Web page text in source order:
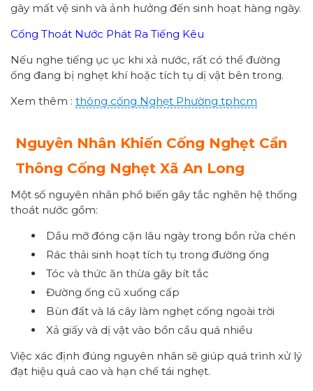
gây mất vệ sinh và ảnh hưởng đến sinh hoạt hàng ngày.
Cống Thoát Nước Phát Ra Tiếng Kêu
Nếu nghe tiếng ục ục khi xả nước, rất có thể đường
ống đang bị nghẹt khí hoặc tích tụ dị vật bên trong.
Xem thêm : thông cống Nghẹt Phường tphcm
Nguyên Nhân Khiến Cống Nghẹt Cần
Thông Cống Nghẹt Xã An Long
Một số nguyên nhân phổ biến gây tắc nghẽn hệ thống
thoát nước gồm:
Dầu mỡ đóng cặn lâu ngày trong bồn rửa chén
Rác thải sinh hoạt tích tụ trong đường ống
Tóc và thức ăn thừa gây bít tắc
Đường ống cũ xuống cấp
Bùn đất và lá cây làm nghẹt cống ngoài trời
Xả giấy và dị vật vào bồn cầu quá nhiều
Việc xác định đúng nguyên nhân sẽ giúp quá trình xử lý
đạt hiệu quả cao và hạn chế tái nghẹt.